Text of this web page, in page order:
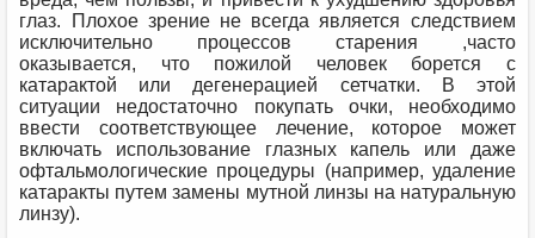
глаз. Плохое зрение не всегда является следствием
исключительно процессов старения ,часто
оказывается, что пожилой человек борется с
катарактой или дегенерацией сетчатки. В этой
ситуации недостаточно покупать очки, необходимо
ввести соответствующее лечение, которое может
включать использование глазных капель или даже
офтальмологические процедуры (например, удаление
катаракты путем замены мутной линзы на натуральную
линзу).